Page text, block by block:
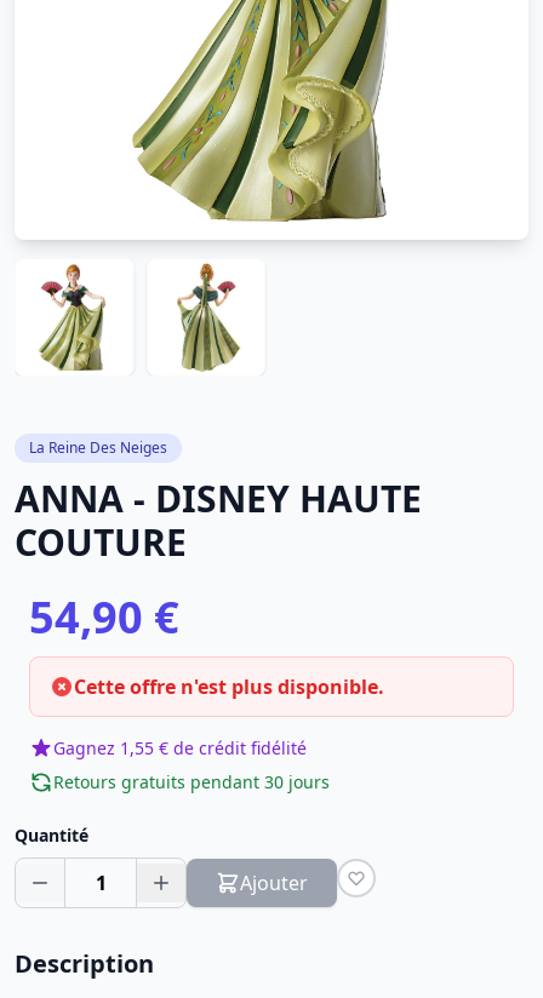
La Reine Des Neiges
ANNA - DISNEY HAUTE
COUTURE
54,90 €
Cette offre n'est plus disponible.
Gagnez 1,55 € de crédit fidélité
Retours gratuits pendant 30 jours
Quantité
1 Ajouter
Description